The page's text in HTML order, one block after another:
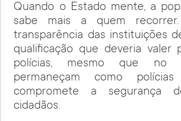
Quando o Estado mente, a
sabe mais a quem
transparência das instituições
qualificação que deveria valer
polícias, mesmo que no
permaneçam como
compromete a segurança
cidadãos.